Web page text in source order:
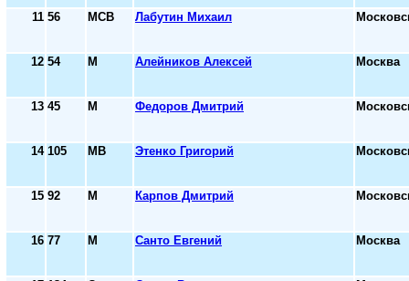
11 56 МСВ Лабутин Михаил
12 54 М Алейников Алексей Москва
13 45 М Федоров Дмитрий
14 105 МВ Этенко Григорий
15 92 М Карпов Дмитрий
16 77 М Санто Евгений Москва